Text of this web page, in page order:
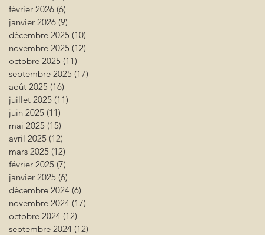
février 2026 (6)
janvier 2026 (9)
décembre 2025 (10)
novembre 2025 (12)
octobre 2025 (11)
septembre 2025 (17)
août 2025 (16)
juillet 2025 (11)
juin 2025 (11)
mai 2025 (15)
avril 2025 (12)
mars 2025 (12)
février 2025 (7)
janvier 2025 (6)
décembre 2024 (6)
novembre 2024 (17)
octobre 2024 (12)
septembre 2024 (12)